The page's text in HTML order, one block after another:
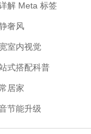
解 Meta 标签
奢风
室内视觉
式搭配科普
居家
节能升级